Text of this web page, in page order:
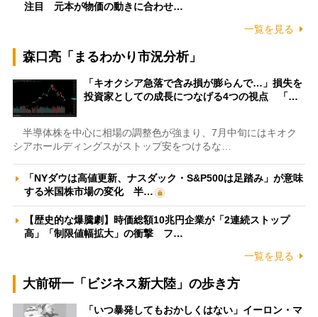
注目 元本が物価の動きに合わせ…
一覧を見る
森口亮「まるわかり市況分析」
「キオクシア急落で含み損が膨らんで…」損失を
投資家としての成長につなげる4つの視点 「…
半導体株を中心に相場の調整色が強まり、7月中旬にはキオク
シアホールディングスがストップ安をつけるな…
「NYダウは高値更新、ナスダック・S&P500は足踏み」が意味
する米国株市場の変化 半…
【歴史的な爆騰劇】時価総額10兆円企業が「2連続ストップ
高」「制限値幅拡大」の衝撃 フ…
一覧を見る
大前研一「ビジネス新大陸」の歩き方
「いつ暴発してもおかしくはない」イーロン・マ